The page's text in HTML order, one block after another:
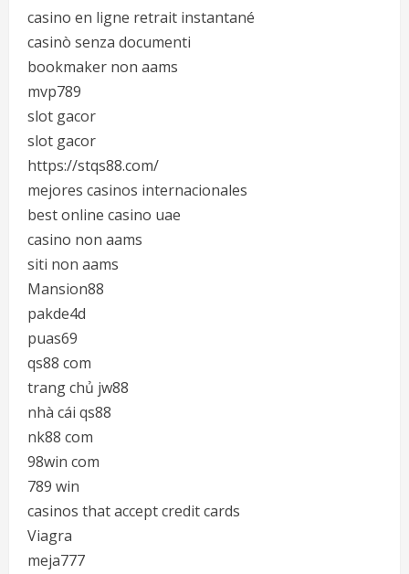
casino en ligne retrait instantané
casinò senza documenti
bookmaker non aams
mvp789
slot gacor
slot gacor
https://stqs88.com/
mejores casinos internacionales
best online casino uae
casino non aams
siti non aams
Mansion88
pakde4d
puas69
qs88 com
trang chủ jw88
nhà cái qs88
nk88 com
98win com
789 win
casinos that accept credit cards
Viagra
meja777